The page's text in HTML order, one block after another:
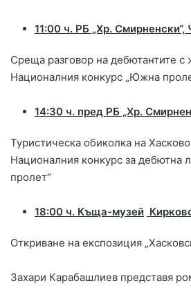
11:00 ч. РБ „Хр.
Среща разговор на дебютантите с
Националния конкурс „Южна
14:30 ч. пред РБ „Хр.
Туристическа обиколка на
Националния конкурс за дебютна
пролет“
18:00 ч. Къща-музей
Откриване на експозиция
Захари Карабашлиев представя